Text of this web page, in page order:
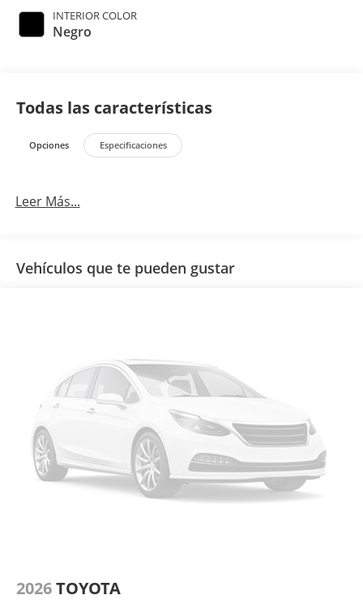
INTERIOR COLOR
Negro
Todas las características
Opciones Especificaciones
Leer Más...
Vehículos que te pueden gustar
2026TOYOTA